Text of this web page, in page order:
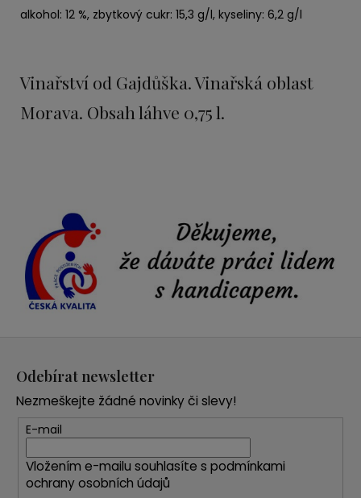
alkohol: 12 %, zbytkový cukr: 15,3 g/l, kyseliny: 6,2 g/l
Vinařství od Gajdůška. Vinařská oblast
Morava. Obsah láhve 0,75 l.
Odebírat newsletter
Nezmeškejte žádné novinky či slevy!
E-mail
Vložením e-mailu souhlasíte s podmínkami
ochrany osobních údajů